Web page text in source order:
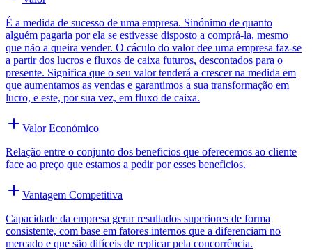
É a medida de sucesso de uma empresa. Sinónimo de quanto
alguém pagaria por ela se estivesse disposto a comprá-la, mesmo
que não a queira vender. O cáculo do valor dee uma empresa faz-se
a partir dos lucros e fluxos de caixa futuros, descontados para o
presente. Significa que o seu valor tenderá a crescer na medida em
que aumentamos as vendas e garantimos a sua transformação em
lucro, e este, por sua vez, em fluxo de caixa.
Valor Económico
Relação entre o conjunto dos beneficios que oferecemos ao cliente
face ao preço que estamos a pedir por esses beneficios.
Vantagem Competitiva
Capacidade da empresa gerar resultados superiores de forma
consistente, com base em fatores internos que a diferenciam no
mercado e que são difíceis de replicar pela concorrência.